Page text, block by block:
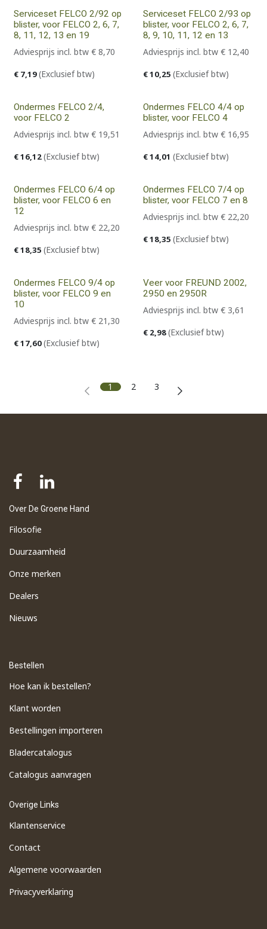
Serviceset FELCO 2/92 op
blister, voor FELCO 2, 6, 7,
8, 11, 12, 13 en 19
€ 7,19(Exclusief btw)
Adviesprijs incl. btw € 8,70
Serviceset FELCO 2/93 op
blister, voor FELCO 2, 6, 7,
8, 9, 10, 11, 12 en 13
€10,25 (Exclusief btw)
Adviesprijs incl. btw € 12,40
Ondermes FELCO 2/4,
voor FELCO 2
€16,12(Exclusief btw)
Adviesprijs incl. btw € 19,51
Ondermes FELCO 4/4 op
blister, voor FELCO 4
€14,01 (Exclusief btw)
Adviesprijs incl. btw € 16,95
Ondermes FELCO 6/4 op
blister, voor FELCO 6 en
12
€18,35 (Exclusief btw)
Adviesprijs incl. btw € 22,20
Ondermes FELCO 7/4 op
blister, voor FELCO 7 en 8
€18,35 (Exclusief btw)
Adviesprijs incl. btw € 22,20
Ondermes FELCO 9/4 op
blister, voor FELCO 9 en
10
€17,60(Exclusief btw)
Adviesprijs incl. btw € 21,30
Veer voor FREUND 2002,
2950 en 2950R
€ 2,98(Exclusief btw)
Adviesprijs incl. btw € 3,61
1 2 3
Over De Groene Hand
Filosofie
Duurzaamheid
Onze merken
Dealers
Nieuws
Bestellen
Hoe kan ik bestellen?
Klant worden
Bestellingen importeren
​Bladercatalogus
​Catalogus aanvragen
Overige Links
Klantenservice
Contact
Algemene voorwaarden
Privacyverklaring